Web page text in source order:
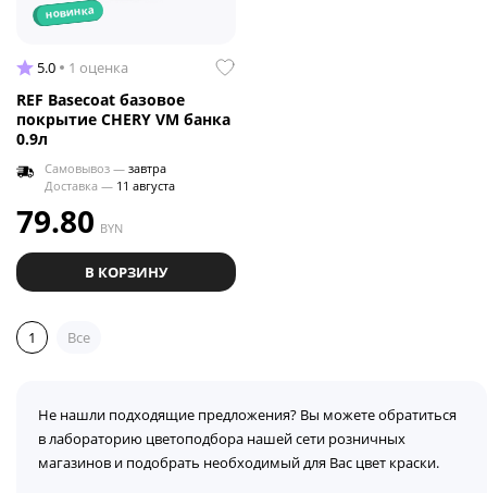
новинка
5.0 1 оценка
REF Basecoat базовое
покрытие CHERY VM банка
0.9л
Самовывоз — завтра
Доставка — 11 августа
79.80 BYN
В КОРЗИНУ
1 Все
Не нашли подходящие предложения? Вы можете обратиться
в лабораторию цветоподбора нашей сети розничных
магазинов и подобрать необходимый для Вас цвет краски.